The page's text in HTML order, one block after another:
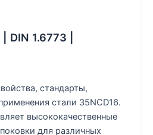
DIN 1.6773 |
стандарты,
стали 35NCD16.
высококачественные
для различных